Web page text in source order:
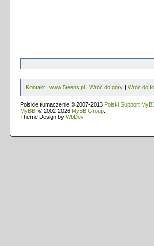
Kontakt | www.5teens.pl | Wróć do góry | Wróć do
Polskie tłumaczenie © 2007-2013 Polski Support
MyBB , © 2002-2026 MyBB Group
Theme Design by WbDev